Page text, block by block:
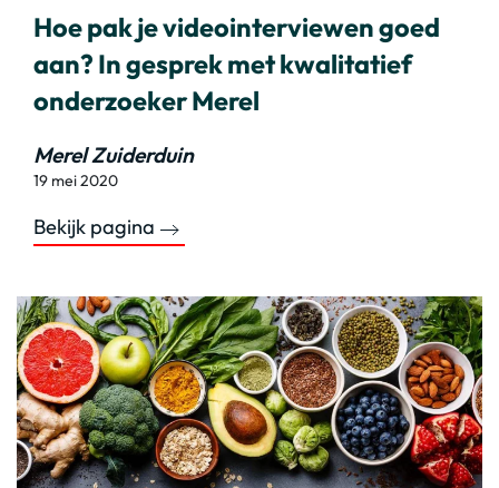
Hoe pak je videointerviewen goed
aan? In gesprek met kwalitatief
onderzoeker Merel
Merel Zuiderduin
19 mei 2020
Bekijk pagina